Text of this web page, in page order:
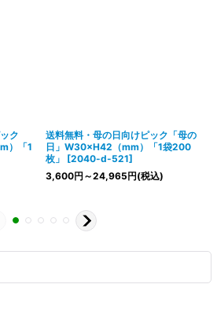
ク
）「1
送料無料・母の日向けピック「母の
日」W30×H42（mm）「1袋200
枚」
[2040-d-521]
3,600円 ～24,965円(税込)